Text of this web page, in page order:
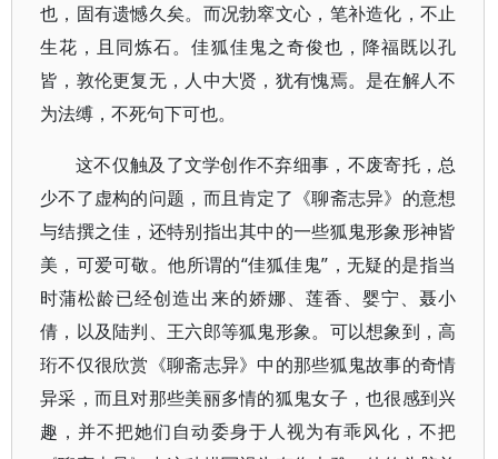
也，固有遗憾久矣。而况勃窣文心，笔补造化，不止
生花，且同炼石。佳狐佳鬼之奇俊也，降福既以孔
皆，敦伦更复无，人中大贤，犹有愧焉。是在解人不
为法缚，不死句下可也。
这不仅触及了文学创作不弃细事，不废寄托，总
少不了虚构的问题，而且肯定了《聊斋志异》的意想
与结撰之佳，还特别指出其中的一些狐鬼形象形神皆
美，可爱可敬。他所谓的“佳狐佳鬼”，无疑的是指当
时蒲松龄已经创造出来的娇娜、莲香、婴宁、聂小
倩，以及陆判、王六郎等狐鬼形象。可以想象到，高
珩不仅很欣赏《聊斋志异》中的那些狐鬼故事的奇情
异采，而且对那些美丽多情的狐鬼女子，也很感到兴
趣，并不把她们自动委身于人视为有乖风化，不把